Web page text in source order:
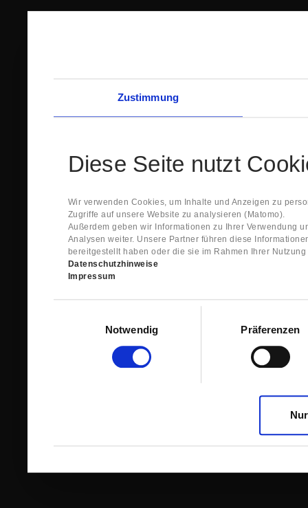
Zustimmung
Diese Seite nutzt
Wir verwenden Cookies, um Inhalte und Anzeigen zu
Zugriffe auf unsere Website zu analysieren (Matomo).
Außerdem geben wir Informationen zu Ihrer Verwendung
Analysen weiter. Unsere Partner führen diese
bereitgestellt haben oder die sie im Rahmen Ihrer
Datenschutzhinweise
Impressum
Notwendig
Präferenzen